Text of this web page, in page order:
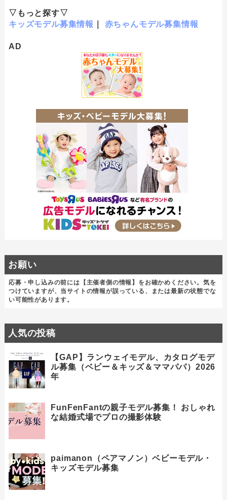
▽もっと探す▽
キッズモデル募集情報
赤ちゃんモデル募集情報
AD
お願い
応募・申し込みの前には【主催者側の情報】をお確かめください。気を
つけていますが、当サイトの情報が誤っている、または最新の状態でな
い可能性があります。
人気の投稿
【GAP】ランウェイモデル、カタログモデ
ル募集（ベビー＆キッズ＆ママパパ）2026
年
FunFenFantの親子モデル募集！ おしゃれ
な結婚式場でプロの撮影体験
paimanon（ペアマノン）ベビーモデル・
キッズモデル募集